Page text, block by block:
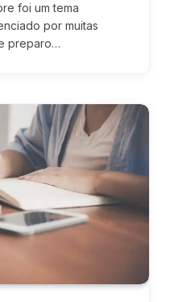
foi um tema
por muitas
preparo…